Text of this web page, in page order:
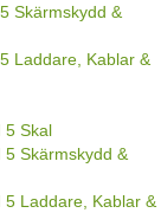
Skärmskydd &
Laddare, Kablar &
5 Skal
Skärmskydd &
Laddare, Kablar &